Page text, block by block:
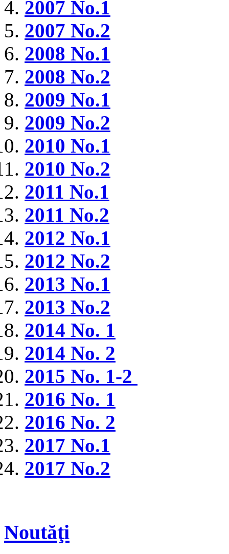
2007 No.1
2007 No.2
2008 No.1
2008 No.2
2009 No.1
2009 No.2
2010 No.1
2010 No.2
2011 No.1
2011 No.2
2012 No.1
2012 No.2
2013 No.1
2013 No.2
2014 No. 1
2014 No. 2
2015 No. 1-2
2016 No. 1
2016 No. 2
2017 No.1
2017 No.2
Noutăţi